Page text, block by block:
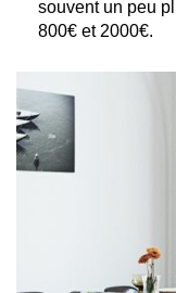
souvent un peu
800€ et 2000€.